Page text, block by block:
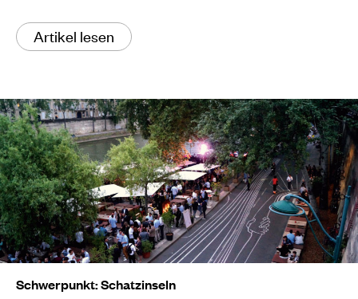
Artikel lesen
Schwerpunkt: Schatzinseln